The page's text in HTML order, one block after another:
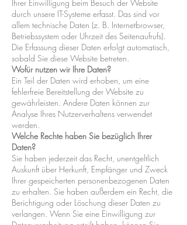
Ihrer Einwilligung beim Besuch der Website
durch unsere IT-Systeme erfasst. Das sind vor
allem technische Daten (z. B. Internetbrowser,
Betriebssystem oder Uhrzeit des Seitenaufrufs).
Die Erfassung dieser Daten erfolgt automatisch,
sobald Sie diese Website betreten.
Wofür nutzen wir Ihre Daten?
Ein Teil der Daten wird erhoben, um eine
fehlerfreie Bereitstellung der Website zu
gewährleisten. Andere Daten können zur
Analyse Ihres Nutzerverhaltens verwendet
werden.
Welche Rechte haben Sie bezüglich Ihrer
Daten?
Sie haben jederzeit das Recht, unentgeltlich
Auskunft über Herkunft, Empfänger und Zweck
Ihrer gespeicherten personenbezogenen Daten
zu erhalten. Sie haben außerdem ein Recht, die
Berichtigung oder Löschung dieser Daten zu
verlangen. Wenn Sie eine Einwilligung zur